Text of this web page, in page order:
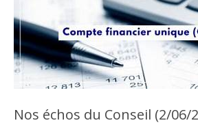
Nos échos du Conseil (2/06/